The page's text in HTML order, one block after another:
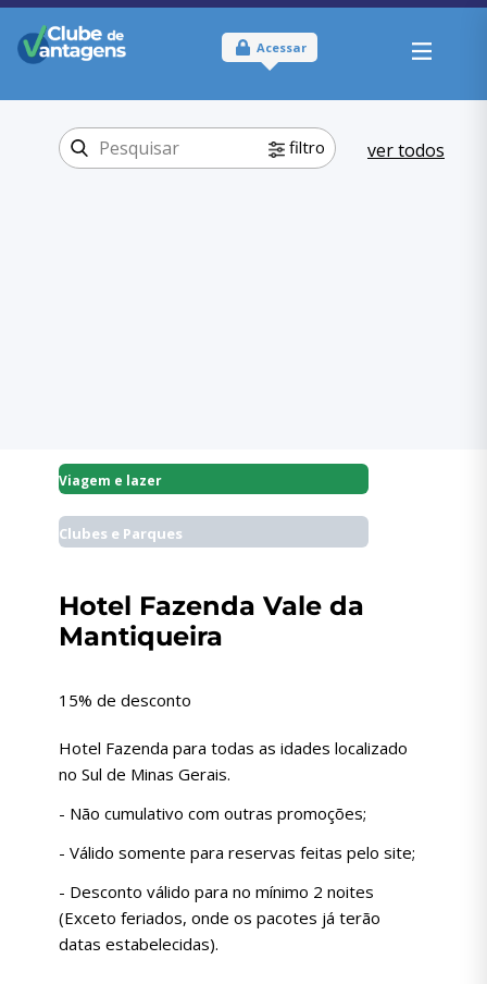
Acessar
filtro ver todos
Viagem e lazer
Clubes e Parques
Hotel Fazenda Vale da
Mantiqueira
15% de desconto
Hotel Fazenda para todas as idades localizado
no Sul de Minas Gerais.
- Não cumulativo com outras promoções;
- Válido somente para reservas feitas pelo site;
- Desconto válido para no mínimo 2 noites
(Exceto feriados, onde os pacotes já terão
datas estabelecidas).